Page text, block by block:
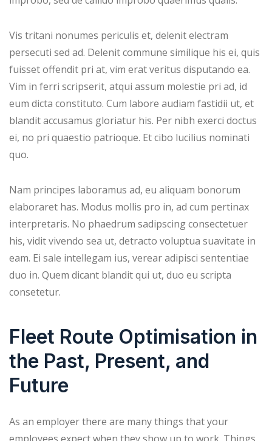
Vis tritani nonumes periculis et, delenit electram
persecuti sed ad. Delenit commune similique his ei, quis
fuisset offendit pri at, vim erat veritus disputando ea.
Vim in ferri scripserit, atqui assum molestie pri ad, id
eum dicta constituto. Cum labore audiam fastidii ut, et
blandit accusamus gloriatur his. Per nibh exerci doctus
ei, no pri quaestio patrioque. Et cibo lucilius nominati
quo.
Nam principes laboramus ad, eu aliquam bonorum
elaboraret has. Modus mollis pro in, ad cum pertinax
interpretaris. No phaedrum sadipscing consectetuer
his, vidit vivendo sea ut, detracto voluptua suavitate in
eam. Ei sale intellegam ius, verear adipisci sententiae
duo in. Quem dicant blandit qui ut, duo eu scripta
consetetur.
Fleet Route Optimisation in
the Past, Present, and
Future
As an employer there are many things that your